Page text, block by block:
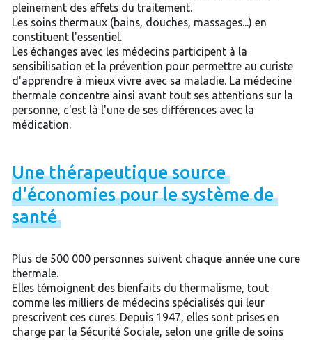
pleinement des effets du traitement.
Les soins thermaux (bains, douches, massages...) en
constituent l'essentiel.
Les échanges avec les médecins participent à la
sensibilisation et la prévention pour permettre au curiste
d'apprendre à mieux vivre avec sa maladie. La médecine
thermale concentre ainsi avant tout ses attentions sur la
personne, c'est là l'une de ses différences avec la
médication.
Unethérapeutiquesource
d'économiespourlesystèmede
santé
Plus de 500 000 personnes suivent chaque année une cure
thermale.
Elles témoignent des bienfaits du thermalisme, tout
comme les milliers de médecins spécialisés qui leur
prescrivent ces cures. Depuis 1947, elles sont prises en
charge par la Sécurité Sociale, selon une grille de soins